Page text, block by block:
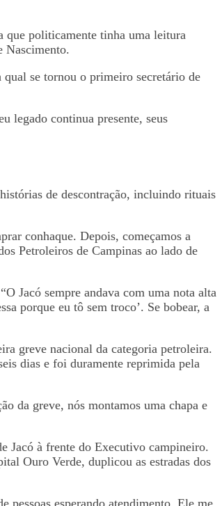
que politicamente tinha uma leitura
Nascimento.
se tornou o primeiro secretário de
legado continua presente, seus
de descontração, incluindo rituais
conhaque. Depois, começamos a
Petroleiros de Campinas ao lado de
Jacó sempre andava com uma nota alta
porque eu tô sem troco’. Se bobear, a
greve nacional da categoria petroleira.
dias e foi duramente reprimida pela
da greve, nós montamos uma chapa e
Jacó à frente do Executivo campineiro.
Ouro Verde, duplicou as estradas dos
pessoas esperando atendimento. Ele me